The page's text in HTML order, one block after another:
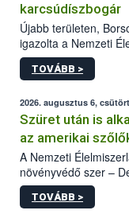
karcsúdíszbogár
Újabb területen,
igazolta a Nemzeti
kőrisrontó
kártevőt nem csak
az intenzív
hatósággal is
TOVÁBB >
2026. augusztus 6,
Szüret után is
az amerikai
A Nemzeti
növényvédő szer –
engedélyokiratát
egészen a
TOVÁBB >